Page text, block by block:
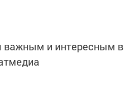
важным и интересным в